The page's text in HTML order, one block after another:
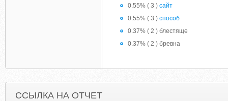
0.55% ( 3 ) сайт
0.55% ( 3 ) способ
0.37% ( 2 ) блестяще
0.37% ( 2 ) бревна
ССЫЛКА НА ОТЧЕТ